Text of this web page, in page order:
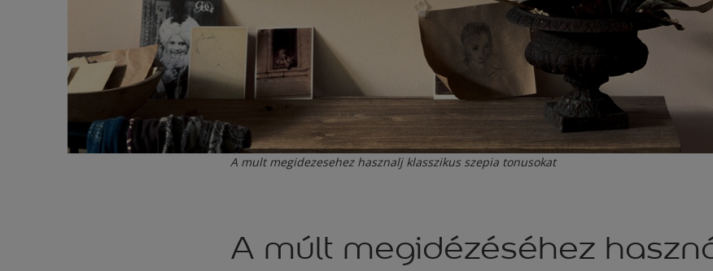
A mult megidezesehez hasznalj klasszikus szepia tonusokat
A múlt megidézéséhez